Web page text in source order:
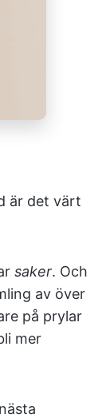
är det värt
saker. Och
av över
på prylar
mer